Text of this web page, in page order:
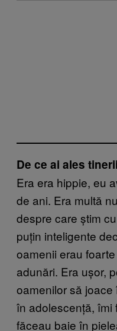
De ce ai ales
Era era hippie, eu
de ani. Era multă
despre care știm
puțin inteligente
oamenii erau
adunări. Era ușor,
oamenilor să
în adolescență, îmi
făceau baie în